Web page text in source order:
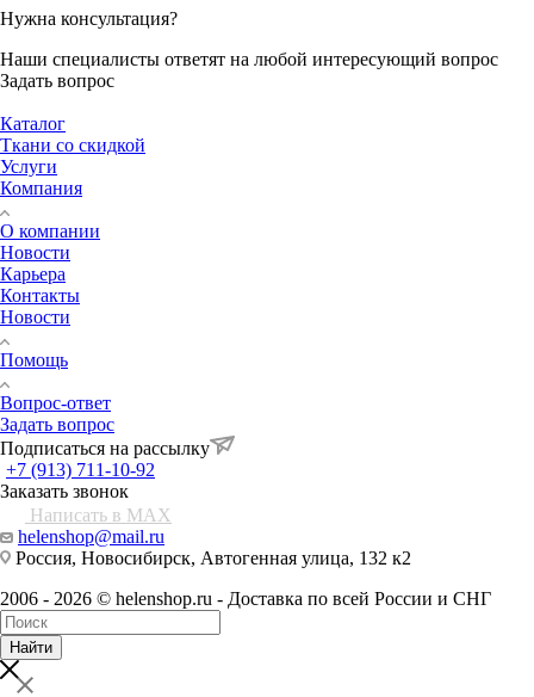
Нужна консультация?
Наши специалисты ответят на любой интересующий вопрос
Задать вопрос
Каталог
Ткани со скидкой
Услуги
Компания
О компании
Новости
Карьера
Контакты
Новости
Помощь
Вопрос-ответ
Задать вопрос
Подписаться на рассылку
+7 (913) 711-10-92
Заказать звонок
Написать в MAX
helenshop@mail.ru
Россия, Новосибирск, Автогенная улица, 132 к2
2006 - 2026 © helenshop.ru - Доставка по всей России и СНГ
Найти